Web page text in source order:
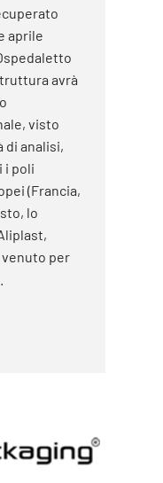
aprile
avrà
visto
di analisi,
i poli
(Francia,
lo
venuto per